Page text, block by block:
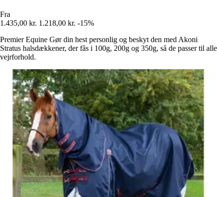
Fra
1.435,00 kr. 1.218,00 kr. -15%
Premier Equine Gør din hest personlig og beskyt den med Akoni
Stratus halsdækkener, der fås i 100g, 200g og 350g, så de passer til alle
vejrforhold.